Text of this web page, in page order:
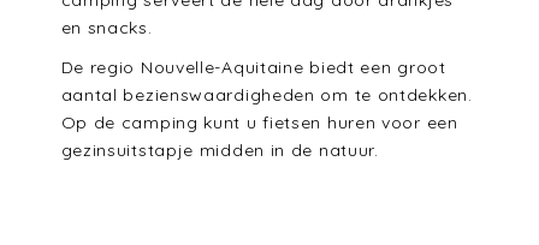
en snacks.
De regio Nouvelle-Aquitaine biedt een groot
aantal bezienswaardigheden om te ontdekken.
Op de camping kunt u fietsen huren voor een
gezinsuitstapje midden in de natuur.